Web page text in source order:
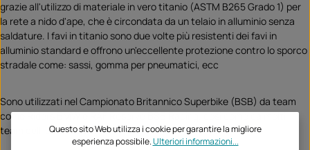
grazie all'utilizzo di materiale in vero titanio (ASTM B265 Grado 1) per
la rete a nido d'ape, che è circondata da un telaio in alluminio senza
saldature. I favi in titanio sono due volte più resistenti dei favi in
alluminio standard e offrono un'eccellente protezione contro lo sporco
stradale come: sassi, gomma per pneumatici, ecc
Sono utilizzati nel Campionato Britannico Superbike (BSB) da team
come Riders BMW e RAF Reserve BSB Racing, così come da molti
team dell'Isola di Man!Questo sito Web utilizza i cookie per garantire la migliore
esperienza possibile.Ulteriori informazioni...